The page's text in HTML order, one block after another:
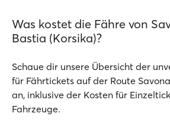
Was kostet die Fähre von
Bastia (Korsika)?
Schaue dir unsere Übersicht der
für Fährtickets auf der Route
an, inklusive der Kosten für
Fahrzeuge.